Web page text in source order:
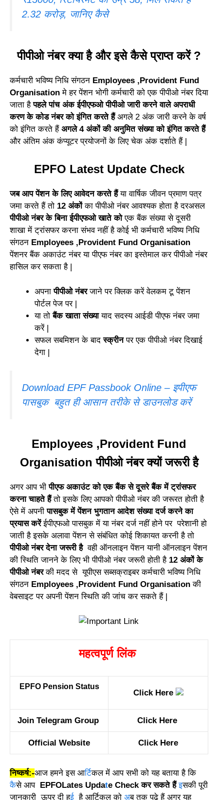
2.32 करोड़, जानिए कैसे
पीपीओ नंबर क्या है और इसे कैसे प्राप्त करें ?
कर्मचारी भविष्य निधि संगठन Employees ,Provident Fund
Organisation मे हर पेंशन भोगी कर्मचारी को एक पीपीओ नंबर दिया
जाता हैपहले पांच अंक ईपीएफओ पीपीओ जारी करने वाले अपराधी
करण के कोड नंबर को इंगित करते हैंअगले 2 अंक जारी करने के वर्ष
को इंगित करते हैंअगले 4 अंकों की अनुमित संख्या को इंगित करते हैं
और अंतिम अंक कंप्यूटर प्रयोजनों के लिए चेक अंक दर्शाते हैं |
EPFO Latest Update Check
जब आप पेंशन के लिए आवेदन करते हैंया वार्षिक जीवन प्रमाण पत्र
जमा करते हैं तो 12 अंकोंका पीपीओ नंबर आवश्यक होता है दरअसल
पीपीओ नंबर के बिना ईपीएफओ खाते कोएक बैंक संख्या से दूसरी
शाखा में ट्रांसफर करना संभव नहीं है कोई भी कर्मचारी भविष्य निधि
संगठन Employees ,Provident Fund Organisation
पेंशनर बैंक अकाउंट नंबर या पीएफ नंबर का इस्तेमाल कर पीपीओ नंबर
हासिल कर सकता है |
अपनापीपीओ नंबरजाने पर क्लिक करें वेलकम टू पेंशन
पोर्टल पेज पर |
या तोबैंक खाता संख्यायाद सदस्य आईडी पीएफ नंबर जमा
करें |
सफल सबमिशन के बादस्क्रीनपर एक पीपीओ नंबर दिखाई
देगा |
Download EPF Passbook Online – इपीएफ
पासबुक बहुत ही आसान तरीके से डाउनलोड करें
Employees ,Provident Fund
Organisation पीपीओ नंबर क्यों जरूरी है
अगर आप भीपीएफ अकाउंट को एक बैंक से दूसरे बैंक में ट्रांसफर
करना चाहते हैंतो इसके लिए आपको पीपीओ नंबर की जरूरत होती है
ऐसे में अपनी पासबुक में पेंशन भुगतान आदेश संख्या दर्ज करने का
प्रयास करेंईपीएफओ पासबुक में या नंबर दर्ज नहीं होने पर परेशानी हो
जाती है इसके अलावा पेंशन से संबंधित कोई शिकायत करनी है तो
पीपीओ नंबर देना जरूरी हैवही ऑनलाइन पेंशन यानी ऑनलाइन पेंशन
की स्थिति जानने के लिए भी पीपीओ नंबर जरूरी होती है 12 अंकों के
पीपीओ नंबरकी मदद से यूपीएस सब्सक्राइबर कर्मचारी भविष्य निधि
संगठन Employees ,Provident Fund Organisation की
वेबसाइट पर अपनी पेंशन स्थिति की जांच कर सकते हैं |
महत्वपूर्ण लिंक
EPFO Pension Status
Click Here
Join Telegram Group Click Here
Official Website Click Here
निष्कर्ष:-आज हमने इस आर्टिकल में आप सभी को यह बताया है कि
कैसे आप EPFOLates Update Checkकर सकते हैंइसकी पूरी
जानकारी ऊपर दी हुई है आर्टिकल को अब तक पढ़े हैं अगर यह